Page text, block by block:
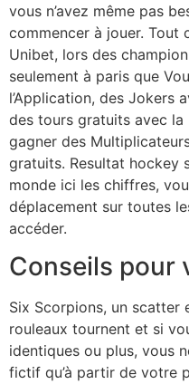
vous n’avez même pas
commencer à jouer. Tout
Unibet, lors des
seulement à paris que
l’Application, des Jokers
des tours gratuits avec la
gagner des
gratuits. Resultat hockey
monde ici les chiffres,
déplacement sur toutes
accéder.
Conseils pour
Six Scorpions, un scatter
rouleaux tournent et si
identiques ou plus, vous
fictif qu’à partir de votre